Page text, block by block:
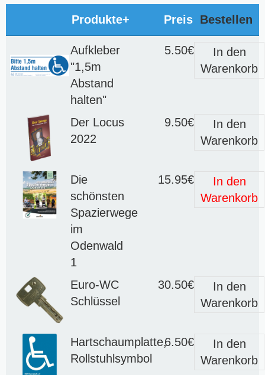
Produkte+ Preis Bestellen
Aufkleber
"1,5m
Abstand
halten"
5.50€
In den
Warenkorb
Der Locus
2022
9.50€
In den
Warenkorb
Die
schönsten
Spazierwege
im
Odenwald
1
15.95€
In den
Warenkorb
Euro-WC
Schlüssel
30.50€
In den
Warenkorb
Hartschaumplatte,
Rollstuhlsymbol
6.50€
In den
Warenkorb